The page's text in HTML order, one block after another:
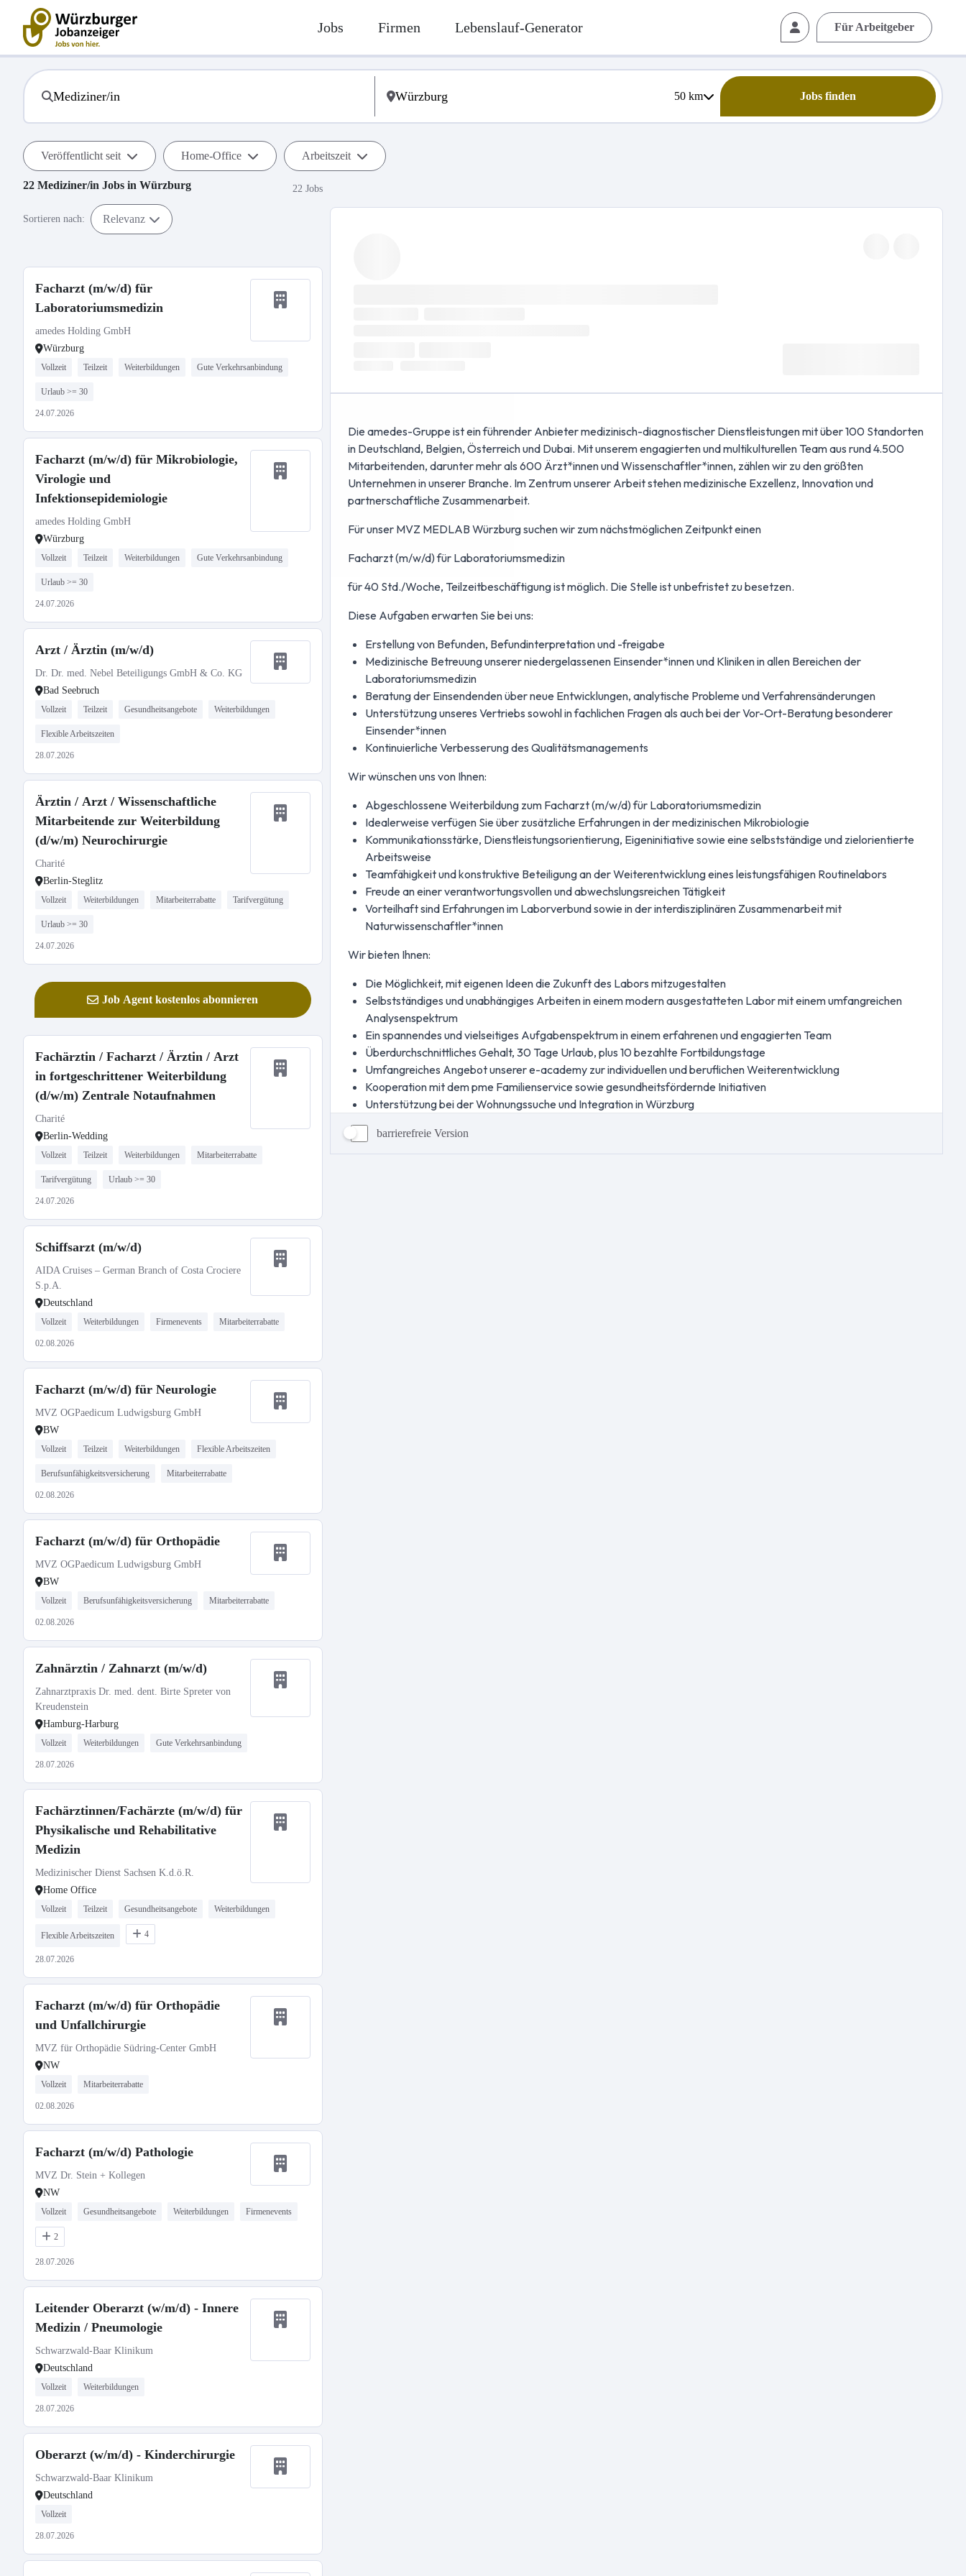
Jobs Firmen Lebenslauf-Generator Für Arbeitgeber
50km Jobs finden
Veröffentlicht seit Home-Office Arbeitszeit
22 Mediziner/in Jobs in Würzburg 22 Jobs
Sortieren nach: Relevanz
Facharzt (m/w/d) für
Laboratoriumsmedizin
amedes Holding GmbH
Würzburg
Vollzeit Teilzeit Weiterbildungen Gute Verkehrsanbindung
Urlaub >= 30
24.07.2026
Facharzt (m/w/d) für Mikrobiologie,
Virologie und
Infektionsepidemiologie
amedes Holding GmbH
Würzburg
Vollzeit Teilzeit Weiterbildungen Gute Verkehrsanbindung
Urlaub >= 30
24.07.2026
Arzt / Ärztin (m/w/d)
Dr. Dr. med. Nebel Beteiligungs GmbH & Co. KG
Bad Seebruch
Vollzeit Teilzeit Gesundheitsangebote Weiterbildungen
Flexible Arbeitszeiten
28.07.2026
Ärztin / Arzt / Wissenschaftliche
Mitarbeitende zur Weiterbildung
(d/w/m) Neurochirurgie
Charité
Berlin-Steglitz
Vollzeit Weiterbildungen Mitarbeiterrabatte Tarifvergütung
Urlaub >= 30
24.07.2026
Job Agent kostenlos abonnieren
Fachärztin / Facharzt / Ärztin / Arzt
in fortgeschrittener Weiterbildung
(d/w/m) Zentrale Notaufnahmen
Charité
Berlin-Wedding
Vollzeit Teilzeit Weiterbildungen Mitarbeiterrabatte
Tarifvergütung Urlaub >= 30
24.07.2026
Schiffsarzt (m/w/d)
AIDA Cruises – German Branch of Costa Crociere
S.p.A.
Deutschland
Vollzeit Weiterbildungen Firmenevents Mitarbeiterrabatte
02.08.2026
Facharzt (m/w/d) für Neurologie
MVZ OGPaedicum Ludwigsburg GmbH
BW
Vollzeit Teilzeit Weiterbildungen Flexible Arbeitszeiten
Berufsunfähigkeitsversicherung Mitarbeiterrabatte
02.08.2026
Facharzt (m/w/d) für Orthopädie
MVZ OGPaedicum Ludwigsburg GmbH
BW
Vollzeit Berufsunfähigkeitsversicherung Mitarbeiterrabatte
02.08.2026
Zahnärztin / Zahnarzt (m/w/d)
Zahnarztpraxis Dr. med. dent. Birte Spreter von
Kreudenstein
Hamburg-Harburg
Vollzeit Weiterbildungen Gute Verkehrsanbindung
28.07.2026
Fachärztinnen/Fachärzte (m/w/d) für
Physikalische und Rehabilitative
Medizin
Medizinischer Dienst Sachsen K.d.ö.R.
Home Office
Vollzeit Teilzeit Gesundheitsangebote Weiterbildungen
Flexible Arbeitszeiten 4
28.07.2026
Facharzt (m/w/d) für Orthopädie
und Unfallchirurgie
MVZ für Orthopädie Südring-Center GmbH
NW
Vollzeit Mitarbeiterrabatte
02.08.2026
Facharzt (m/w/d) Pathologie
MVZ Dr. Stein + Kollegen
NW
Vollzeit Gesundheitsangebote Weiterbildungen Firmenevents
2
28.07.2026
Leitender Oberarzt (w/m/d) - Innere
Medizin / Pneumologie
Schwarzwald-Baar Klinikum
Deutschland
Vollzeit Weiterbildungen
28.07.2026
Oberarzt (w/m/d) - Kinderchirurgie
Schwarzwald-Baar Klinikum
Deutschland
Vollzeit
28.07.2026
barrierefreie Version